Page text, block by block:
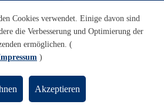
WoC Lab
Spanische Black Diaspora
Promotionen
Habilitationen
Nachwuchsförderung
Forschungszentren
Studienkommission
Cookies verwendet. Einige davon sind
die Verbesserung und Optimierung der
ermöglichen. (
)
Akzeptieren